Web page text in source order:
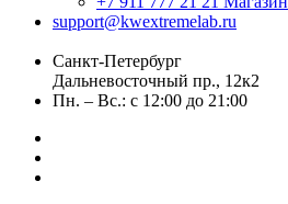
support@kwextremelab.ru
Санкт-Петербург
Дальневосточный пр., 12к2
Пн. – Вс.: с 12:00 до 21:00